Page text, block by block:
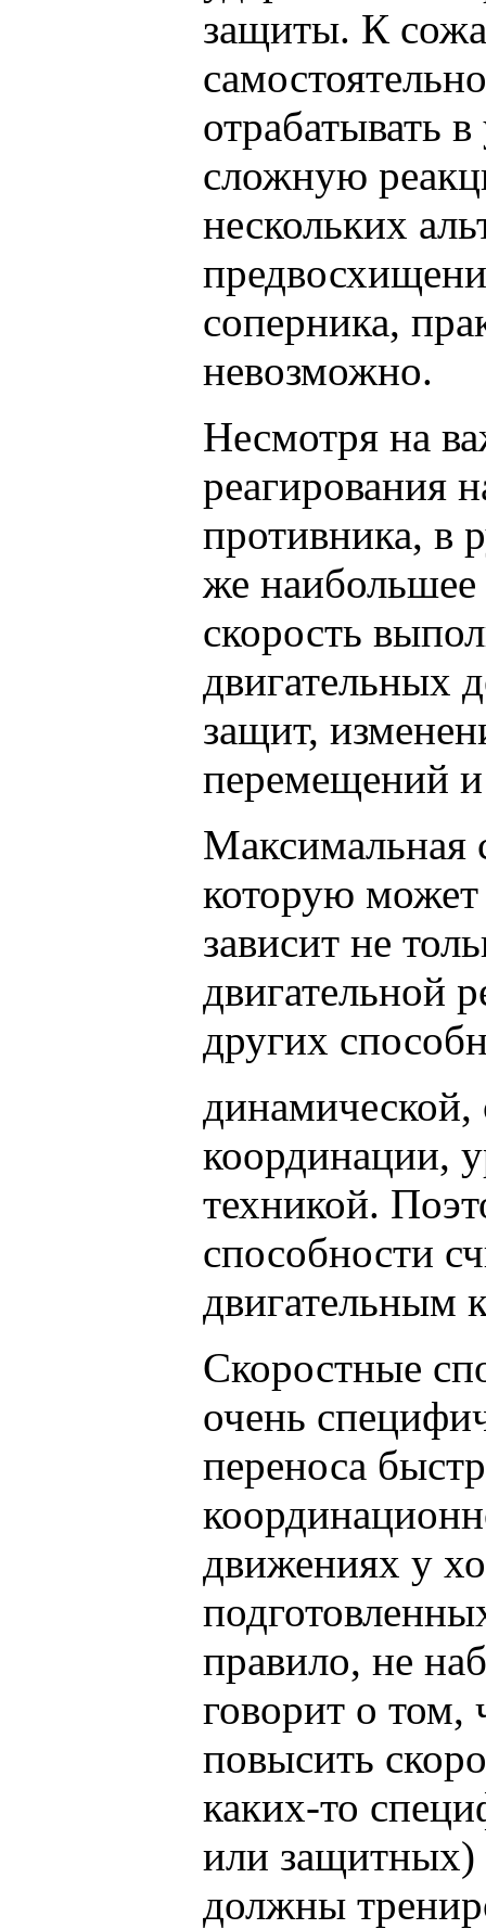
защиты. К
отрабатывать
сложную
нескольких
соперника,
невозможно.
Несмотря на
реагирования
противника, в
же наибольшее
скорость
двигательных
защит,
перемещений
Максимальная
которую может
зависит не
двигательной
других
динамической,
координации,
техникой.
способности
двигательным
Скоростные
очень
переноса
движениях у
правило, не
говорит о том,
повысить
каких-то
или защитных)
должны